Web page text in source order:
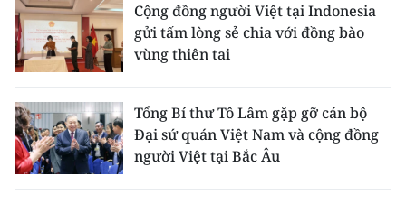
Media Thế giới
Media Thể thao
Media Giáo dục
Media Y tế
Media Khoa học - Công nghệ
Cộng đồng người Việt tại Indonesia
gửi tấm lòng sẻ chia với đồng bào
vùng thiên tai
Tổng Bí thư Tô Lâm gặp gỡ cán bộ
Đại sứ quán Việt Nam và cộng đồng
người Việt tại Bắc Âu